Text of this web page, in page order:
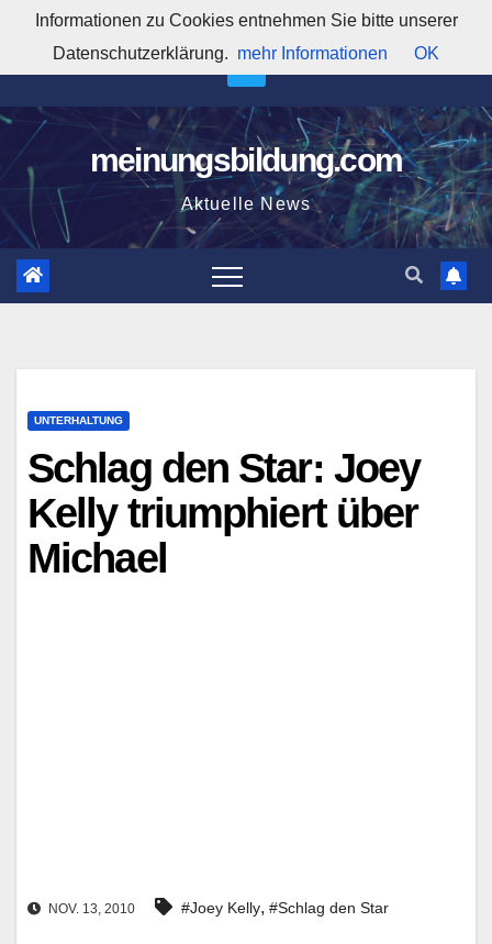
springen
7:30:31 AM
meinungsbildung.com
Aktuelle News
UNTERHALTUNG
Schlag den Star: Joey
Kelly triumphiert über
Michael
NOV. 13, 2010 #Joey Kelly, #Schlag den Star
Informationen zu Cookies entnehmen Sie bitte unserer
Datenschutzerklärung. mehr Informationen OK